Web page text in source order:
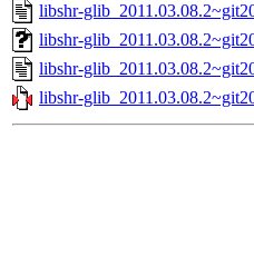
libshr-
libshr-
libshr-
libshr-